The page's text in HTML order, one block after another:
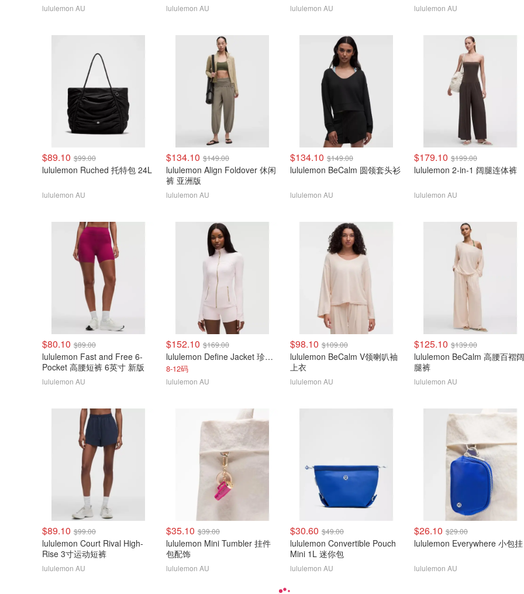
lululemon AU lululemon AU lululemon AU lululemon AU
$89.10 $99.00
lululemon Ruched 托特包 24L
lululemon AU
$134.10 $149.00
lululemon Align Foldover 休闲
裤 亚洲版
lululemon AU
$134.10 $149.00
lululemon BeCalm 圆领套头衫
lululemon AU
$179.10 $199.00
lululemon 2-in-1 阔腿连体裤
lululemon AU
$80.10 $89.00
lululemon Fast and Free 6-
Pocket 高腰短裤 6英寸 新版
lululemon AU
$152.10 $169.00
lululemon Define Jacket 珍珠粉金拉链
8-12码
lululemon AU
$98.10 $109.00
lululemon BeCalm V领喇叭袖
上衣
lululemon AU
$125.10 $139.00
lululemon BeCalm 高腰百褶阔
腿裤
lululemon AU
$89.10 $99.00
lululemon Court Rival High-
Rise 3寸运动短裤
lululemon AU
$35.10 $39.00
lululemon Mini Tumbler 挂件
包配饰
lululemon AU
$30.60 $49.00
lululemon Convertible Pouch
Mini 1L 迷你包
lululemon AU
$26.10 $29.00
lululemon Everywhere 小包挂
lululemon AU